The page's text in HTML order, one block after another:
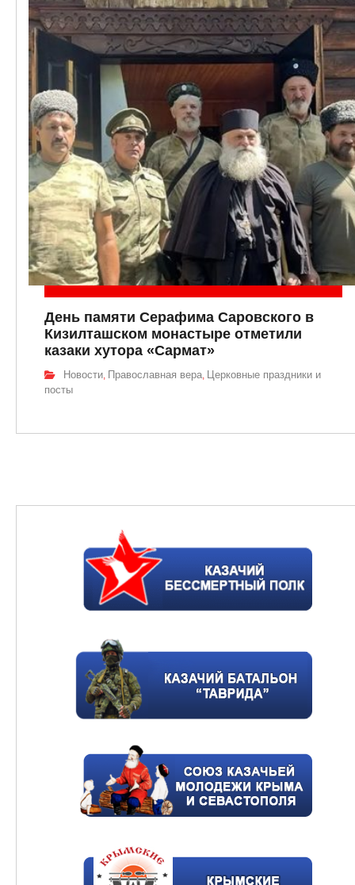
День памяти Серафима Саровского в
Кизилташском монастыре отметили
казаки хутора «Сармат»
Новости Православная вера Церковные праздники и
посты